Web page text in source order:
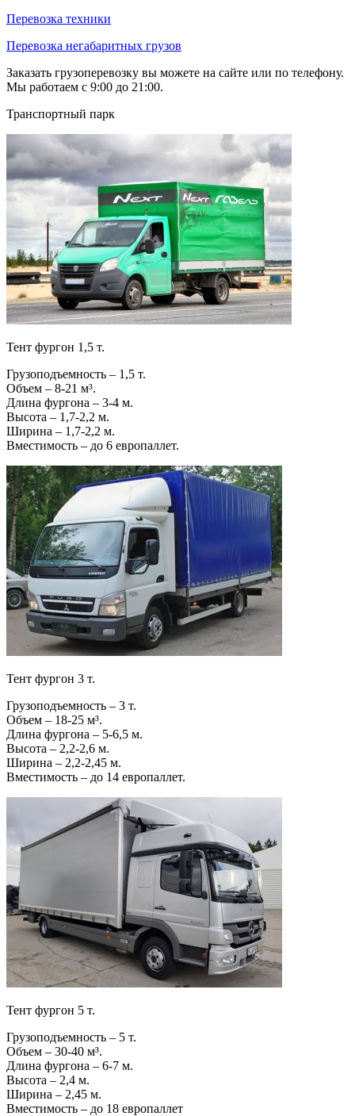
Перевозка техники
Перевозка негабаритных грузов
Заказать грузоперевозку вы можете на сайте или по телефону.
Мы работаем с 9:00 до 21:00.
Транспортный парк
Тент фургон 1,5 т.
Грузоподъемность – 1,5 т.
Объем – 8-21 м³.
Длина фургона – 3-4 м.
Высота – 1,7-2,2 м.
Ширина – 1,7-2,2 м.
Вместимость – до 6 европаллет.
Тент фургон 3 т.
Грузоподъемность – 3 т.
Объем – 18-25 м³.
Длина фургона – 5-6,5 м.
Высота – 2,2-2,6 м.
Ширина – 2,2-2,45 м.
Вместимость – до 14 европаллет.
Тент фургон 5 т.
Грузоподъемность – 5 т.
Объем – 30-40 м³.
Длина фургона – 6-7 м.
Высота – 2,4 м.
Ширина – 2,45 м.
Вместимость – до 18 европаллет